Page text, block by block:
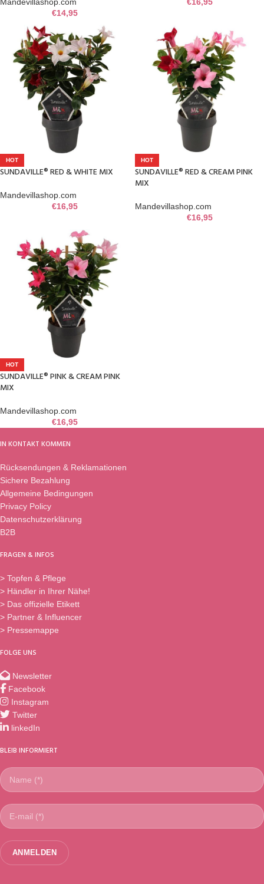
€14,95
HOT
SUNDAVILLE® RED & WHITE MIX
Mandevillashop.com
€16,95
HOT
SUNDAVILLE® RED & CREAM PINK
MIX
Mandevillashop.com
€16,95
HOT
SUNDAVILLE® PINK & CREAM PINK
MIX
Mandevillashop.com
€16,95
IN KONTAKT KOMMEN
Rücksendungen & Reklamationen
Sichere Bezahlung
Allgemeine Bedingungen
Privacy Policy
Datenschutzerklärung
B2B
FRAGEN & INFOS
> Topfen & Pflege
> Händler in Ihrer Nähe!
> Das offizielle Etikett
> Partner & Influencer
> Pressemappe
FOLGE UNS
Newsletter
Facebook
Instagram
Twitter
linkedIn
BLEIB INFORMIERT